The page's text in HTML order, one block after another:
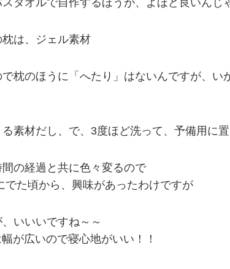
は、ジェル素材
枕のほうに「へたり」はないんですが、
素材だし、で、3度ほど洗って、予備用に
の経過と共に色々変るので
でた頃から、興味があったわけですが
いいいですね～～
が広いので寝心地がいい！！